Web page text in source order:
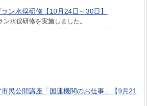
ン水俣研修【10月24日～30日】
水俣研修を実施しました。
民公開講座「国連機関のお仕事」【9月21